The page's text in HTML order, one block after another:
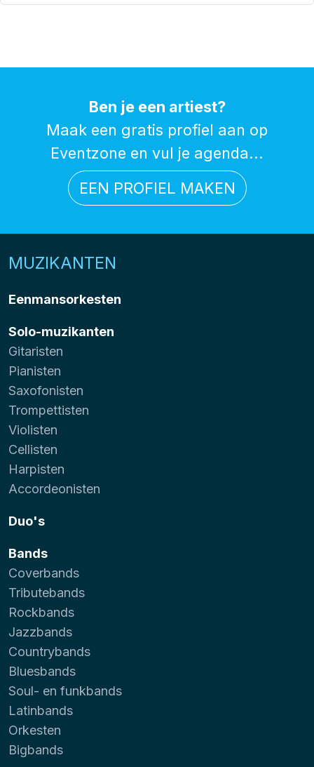
Ben je een artiest?
Maak een gratis profiel aan op
Eventzone en vul je agenda...
EEN PROFIEL MAKEN
MUZIKANTEN
Eenmansorkesten
Solo-muzikanten
Gitaristen
Pianisten
Saxofonisten
Trompettisten
Violisten
Cellisten
Harpisten
Accordeonisten
Duo's
Bands
Coverbands
Tributebands
Rockbands
Jazzbands
Countrybands
Bluesbands
Soul- en funkbands
Latinbands
Orkesten
Bigbands